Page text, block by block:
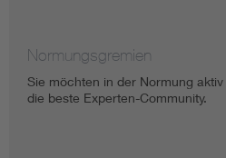
Normungsgremien
Sie möchten in der Normung
die beste Experten-Community.